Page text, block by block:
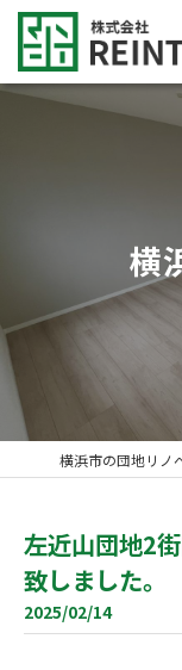
横
左近山団地2
致しました。
2025/02/14